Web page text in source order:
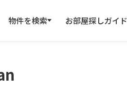
物件を検索 お部屋探しガイド